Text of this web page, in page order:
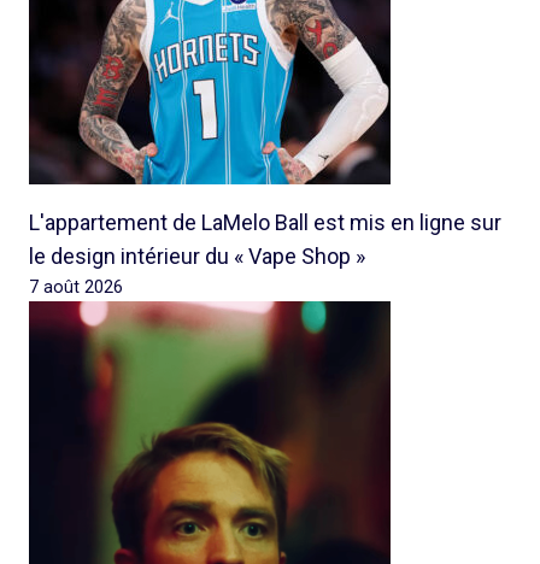
L'appartement de LaMelo Ball est mis en ligne sur
le design intérieur du « Vape Shop »
7 août 2026